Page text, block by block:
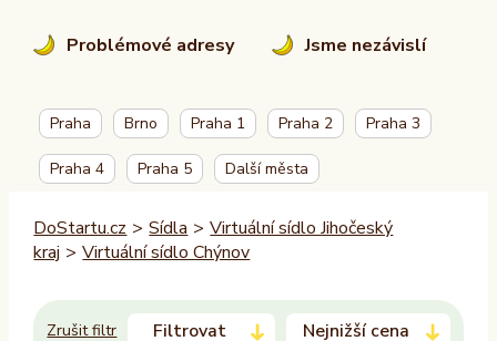
Problémové adresy Jsme nezávislí
Praha Brno Praha 1 Praha 2 Praha 3
Praha 4 Praha 5 Další města
DoStartu.cz > Sídla > Virtuální sídlo Jihočeský
kraj > Virtuální sídlo Chýnov
Zrušit filtr Filtrovat Nejnižší cena